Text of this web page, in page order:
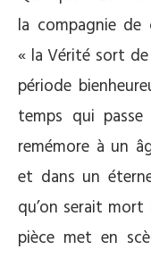
la compagnie
« la Vérité sort
période
temps qui
remémore à un
et dans un
qu’on serait
pièce met en